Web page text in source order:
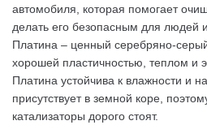
автомобиля, которая помогает
делать его безопасным для людей
Платина – ценный серебряно-
хорошей пластичностью, теплом и
Платина устойчива к влажности и
присутствует в земной коре,
катализаторы дорого стоят.